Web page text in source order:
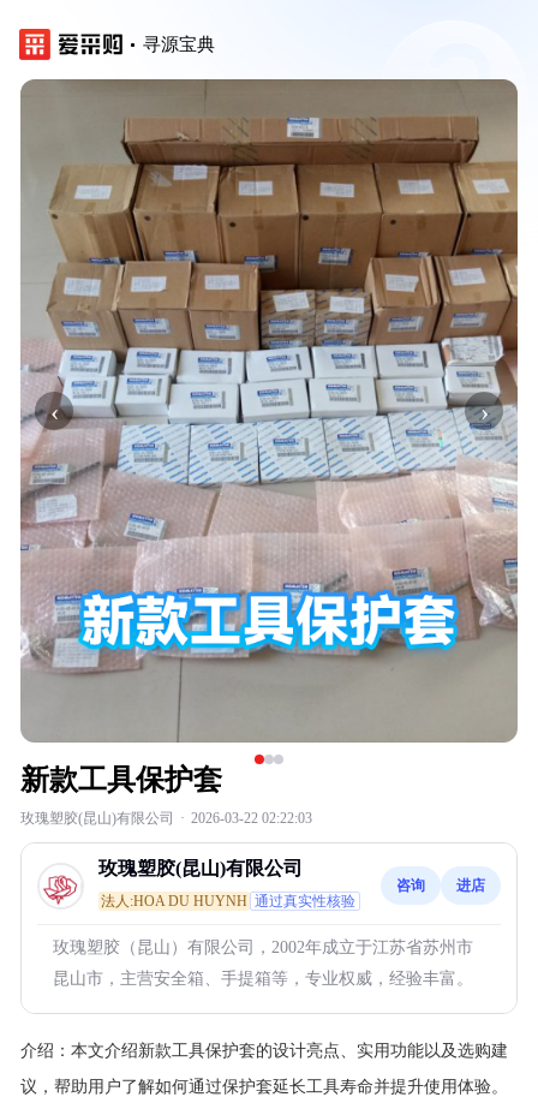
寻源宝典
‹ ›
新款工具保护套
玫瑰塑胶(昆山)有限公司 · 2026-03-22 02:22:03
玫瑰塑胶(昆山)有限公司
法人:HOA DU HUYNH 通过真实性核验
咨询 进店
玫瑰塑胶（昆山）有限公司，2002年成立于江苏省苏州市
昆山市，主营安全箱、手提箱等，专业权威，经验丰富。
介绍： 本文介绍新款工具保护套的设计亮点、实用功能以及选购建
议，帮助用户了解如何通过保护套延长工具寿命并提升使用体验。